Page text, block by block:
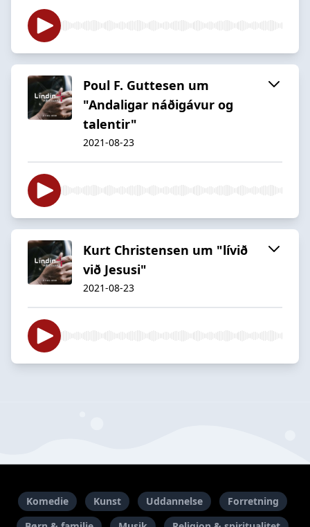
Poul F. Guttesen um
"Andaligar náðigávur og
talentir"
2021-08-23
Kurt Christensen um "lívið
við Jesusi"
2021-08-23
Komedie Kunst Uddannelse
Forretning